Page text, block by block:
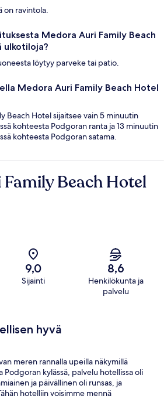
on ravintola.
Medora Auri Family Beach
ulkotiloja?
löytyy parveke tai patio.
Medora Auri Family Beach Hotel
Beach Hotel sijaitsee vain 5 minuutin
kohteesta Podgoran ranta ja 13 minuutin
kohteesta Podgoran satama.
Beach Hotel
9,0
Sijainti
8,6
Henkilökunta ja
palvelu
hyvä
meren rannalla upeilla näkymillä
Podgoran kylässä, palvelu hotellissa oli
ja päivällinen oli runsas, ja
hotelliin voisimme mennä